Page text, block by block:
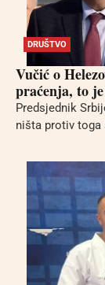
DRUŠTVO
Vučić o
praćenja, to
Predsjednik
ništa protiv toga